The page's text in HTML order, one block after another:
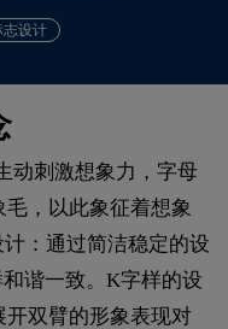
志设计
动刺激想象力，字母
，以此象征着想象
：通过简洁稳定的设
谐一致。K字样的设
双臂的形象表现对